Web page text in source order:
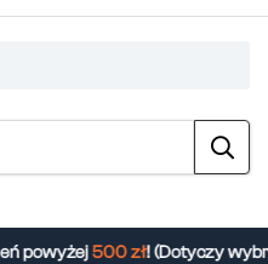
powyżej500 zł! (Dotyczy